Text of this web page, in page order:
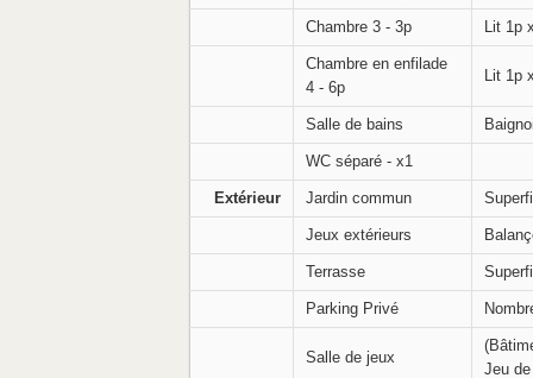
Chambre 3 - 3p Lit 1p
Chambre en enfilade
4 - 6p
Lit 1p
Salle de bains
WC séparé - x1
Extérieur Jardin commun
Jeux extérieurs
Terrasse
Parking Privé
Salle de jeux
Jeu